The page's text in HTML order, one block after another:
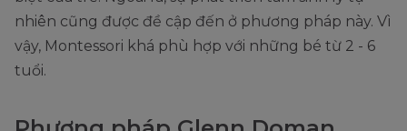
nhiên cũng được đề cập đến ở phương pháp này. Vì
vậy, Montessori khá phù hợp với những bé từ 2 - 6
tuổi.